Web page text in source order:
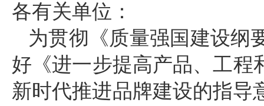
各有关单位：
为贯彻《质量强国建设纲
好《进一步提高产品、工程
新时代推进品牌建设的指导